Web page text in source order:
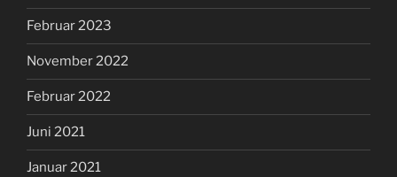
Februar 2023
November 2022
Februar 2022
Juni 2021
Januar 2021